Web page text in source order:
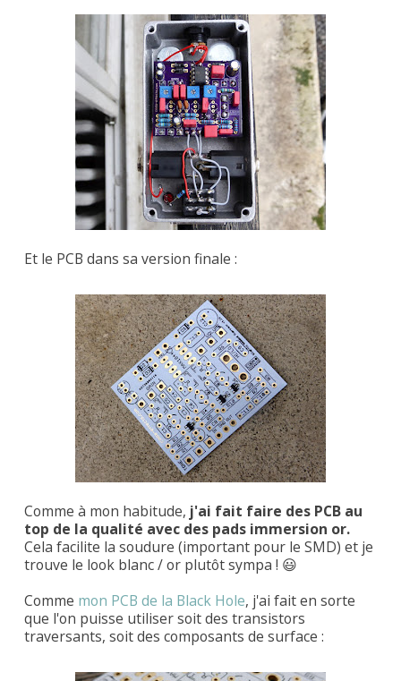
Et le PCB dans sa version finale :
Comme à mon habitude, j'ai fait faire des PCB au
top de la qualité avec des pads immersion or.
Cela facilite la soudure (important pour le SMD) et je
trouve le look blanc / or plutôt sympa ! 😃
Comme mon PCB de la Black Hole, j'ai fait en sorte
que l'on puisse utiliser soit des transistors
traversants, soit des composants de surface :